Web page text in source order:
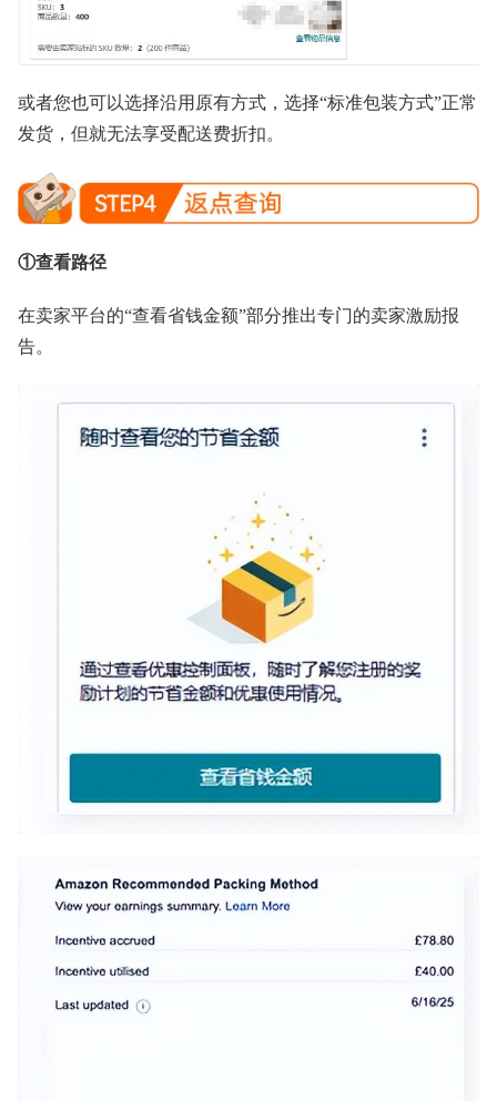
或者您也可以选择沿用原有方式，选择“标准包装方式”正常
发货，但就无法享受配送费折扣。
①查看路径
在卖家平台的“查看省钱金额”部分推出专门的卖家激励报
告。